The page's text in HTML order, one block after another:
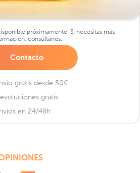
próximamente. Si necesitas más
consúltanos.
Contacto
gratis desde 50€
gratis
en 24/48h